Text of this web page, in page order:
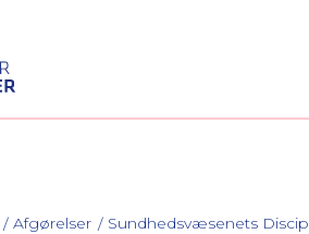
Afgørelser Sundhedsvæsenets